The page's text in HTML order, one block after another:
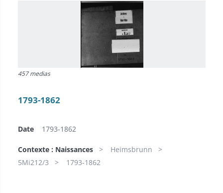
457 medias
1793-1862
Date 1793-1862
Contexte : Naissances
Heimsbrunn
5Mi212/3
1793-1862